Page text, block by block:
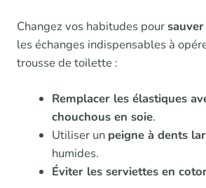
Changez vos habitudes pour
les échanges indispensables à
trousse de toilette :
Remplacer les élastiques
chouchous en soie.
Utiliser un peigne à dents
humides.
Éviter les serviettes en